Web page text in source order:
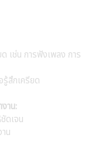
เช่น การฟังเพลง การ
สึกเครียด
าน:
ดเจน
น